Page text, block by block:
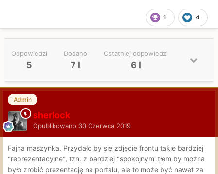
1 4
Odpowiedzi
5
Dodano
7 l
Ostatniej odpowiedzi
6 l
Admin
sherlock
Opublikowano 30 Czerwca 2019
Fajna maszynka. Przydało by się zdjęcie frontu takie bardziej
"reprezentacyjne", tzn. z bardziej "spokojnym' tłem by można
było zrobić prezentację na portalu, ale to może być nawet za